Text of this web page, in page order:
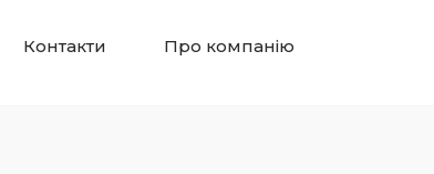
Контакти Про компанію